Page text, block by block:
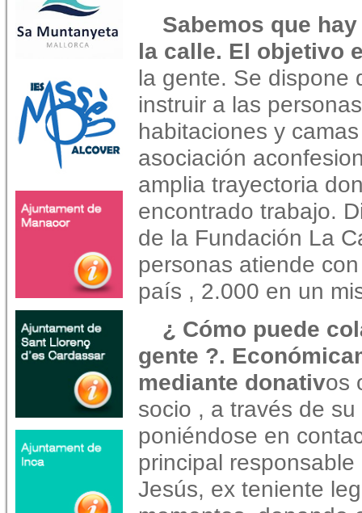
Sabemos que
la calle. El objetivo
la gente. Se dispone
instruir a las
habitaciones y
asociación
amplia trayectoria
encontrado trabajo.
de la Fundación La
personas atiende
país , 2.000 en un
¿ Cómo puede
gente ?.
mediante donativos
socio , a través de
poniéndose en
principal responsable
Jesús, ex teniente